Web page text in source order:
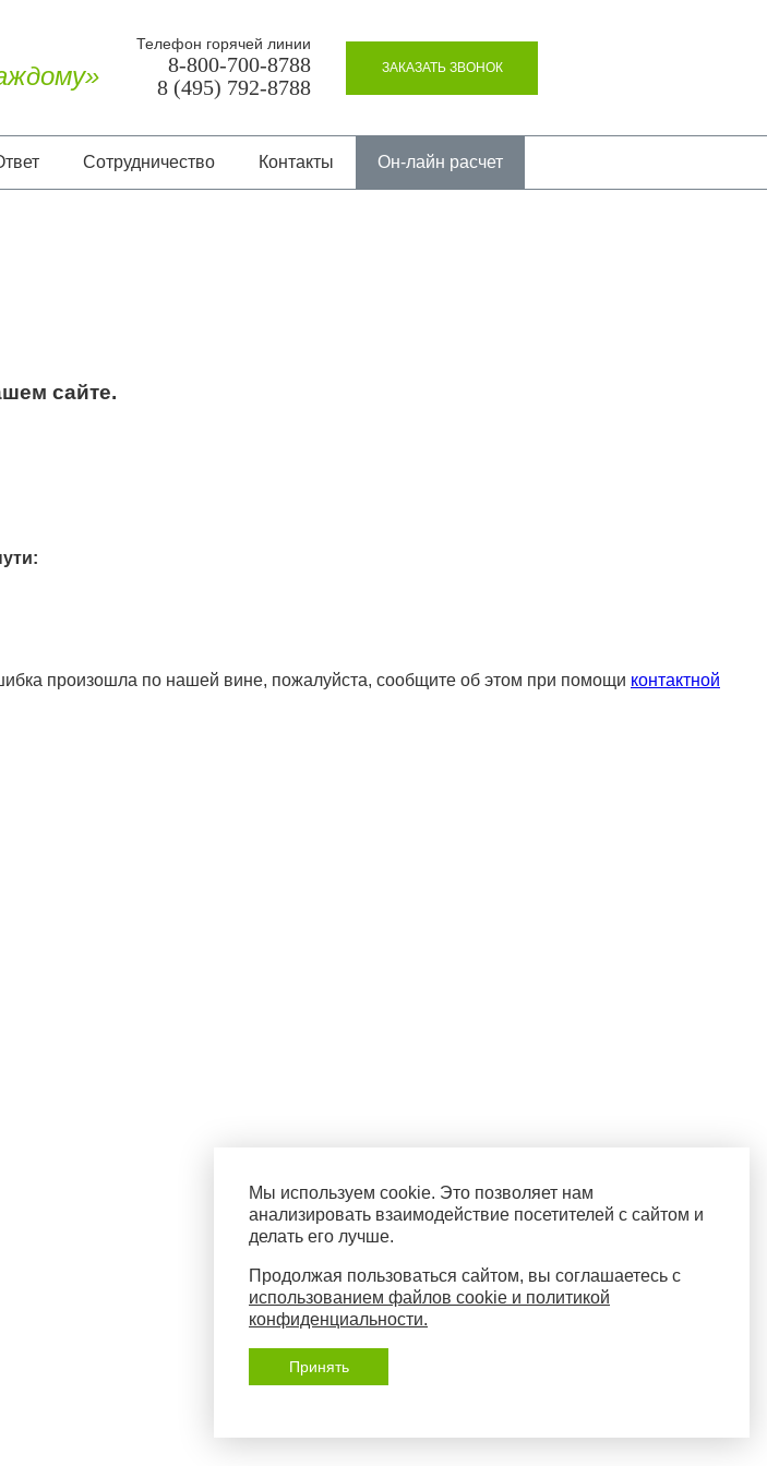
Телефон горячей линии
8-800-700-8788
8 (495) 792-8788
ЗАКАЗАТЬ ЗВОНОК
Сотрудничество Контакты Он-лайн расчет
сайте.
произошла по нашей вине, пожалуйста, сообщите об этом при помощи контактной
Мы используем cookie. Это позволяет нам
анализировать взаимодействие посетителей с сайтом и
делать его лучше.
Продолжая пользоваться сайтом, вы соглашаетесь с
использованием файлов cookie и политикой
конфиденциальности.
Принять